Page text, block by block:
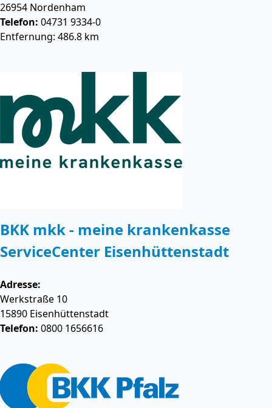
26954 Nordenham
Telefon: 04731 9334-0
Entfernung: 486.8 km
BKK mkk - meine krankenkasse
ServiceCenter Eisenhüttenstadt
Adresse:
Werkstraße 10
15890 Eisenhüttenstadt
Telefon: 0800 1656616